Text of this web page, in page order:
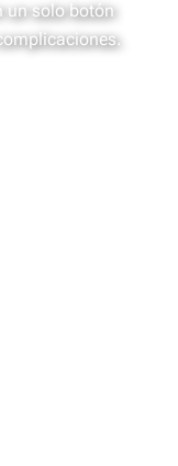
un solo botón